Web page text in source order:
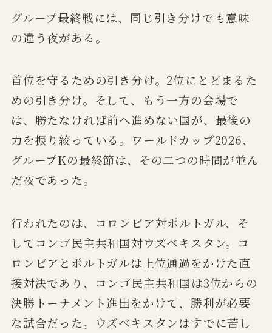
グループ最終戦には、同じ引き分けでも意味
の違う夜がある。
首位を守るための引き分け。2位にとどまるた
めの引き分け。そして、もう一方の会場で
は、勝たなければ前へ進めない国が、最後の
力を振り絞っている。ワールドカップ2026、
グループKの最終節は、その二つの時間が並ん
だ夜であった。
行われたのは、コロンビア対ポルトガル、そ
してコンゴ民主共和国対ウズベキスタン。コ
ロンビアとポルトガルは上位通過をかけた直
接対決であり、コンゴ民主共和国は3位からの
決勝トーナメント進出をかけて、勝利が必要
な試合だった。ウズベキスタンはすでに苦し